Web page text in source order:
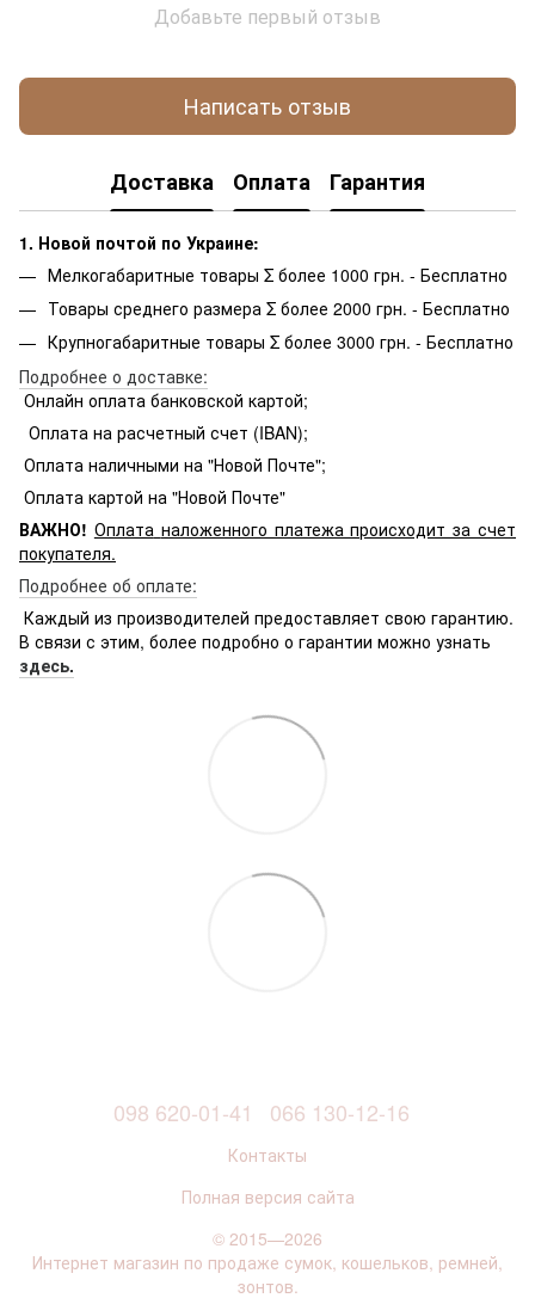
Добавьте первый отзыв
Написать отзыв
Доставка Оплата Гарантия
1. Новой почтой по Украине:
Мелкогабаритные товары Σ более 1000 грн. - Бесплатно
Товары среднего размера Σ более 2000 грн. - Бесплатно
Крупногабаритные товары Σ более 3000 грн. - Бесплатно
Подробнее о доставке:
Онлайн оплата банковской картой;
Оплата на расчетный счет (IBAN);
Оплата наличными на "Новой Почте";
Оплата картой на "Новой Почте"
ВАЖНО! Оплата наложенного платежа происходит за счет
покупателя.
Подробнее об оплате:
Каждый из производителей предоставляет свою гарантию.
В связи с этим, более подробно о гарантии можно узнать
здесь.
098 620-01-41 066 130-12-16
Контакты
Полная версия сайта
© 2015—2026
Интернет магазин по продаже сумок, кошельков, ремней,
зонтов.